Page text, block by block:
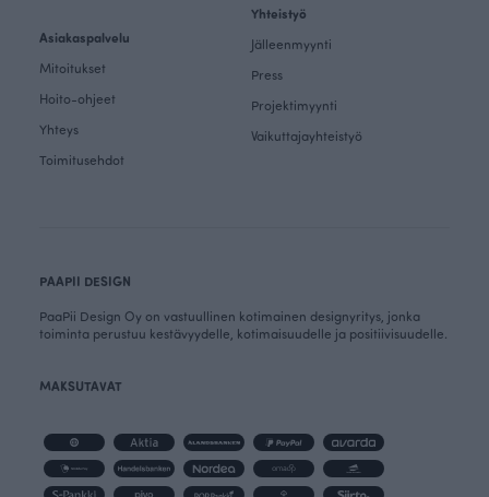
Asiakaspalvelu
Mitoitukset
Hoito-ohjeet
Yhteys
Toimitusehdot
Yhteistyö
Jälleenmyynti
Press
Projektimyynti
Vaikuttajayhteistyö
PAAPII DESIGN
PaaPii Design Oy on vastuullinen kotimainen designyritys, jonka
toiminta perustuu kestävyydelle, kotimaisuudelle ja positiivisuudelle.
MAKSUTAVAT